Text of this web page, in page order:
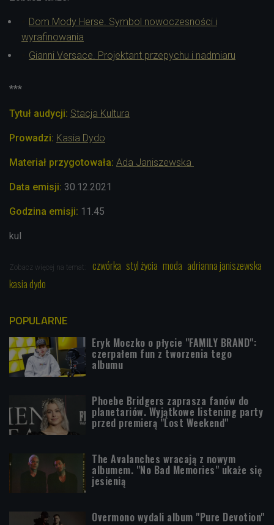
Dom Mody Herse. Symbol nowoczesności i
wyrafinowania
Gianni Versace. Projektant przepychu i nadmiaru
***
Tytuł audycji: Stacja Kultura
Prowadzi: Kasia Dydo
Materiał przygotowała: Ada Janiszewska
Data emisji: 30.12.2021
Godzina emisji: 11.45
kul
Zobacz więcej na temat: czwórka styl życia moda adrianna janiszewska
kasia dydo
POPULARNE
Eryk Moczko o płycie "FAMILY BRAND":
czerpałem fun z tworzenia tego
albumu
Phoebe Bridgers zaprasza fanów do
planetariów. Wyjątkowe listening party
przed premierą "Lost Weekend"
The Avalanches wracają z nowym
albumem. "No Bad Memories" ukaże się
jesienią
Overmono wydali album "Pure Devotion"